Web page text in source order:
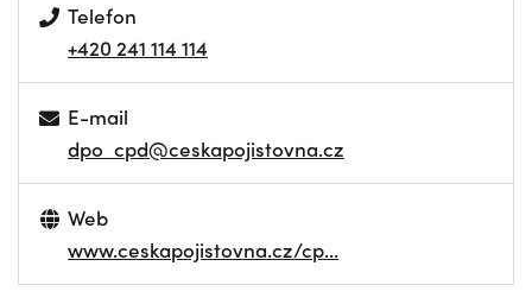
Telefon
+420 241 114 114
E-mail
dpo_cpd@ceskapojistovna.cz
Web
www.ceskapojistovna.cz/cp…